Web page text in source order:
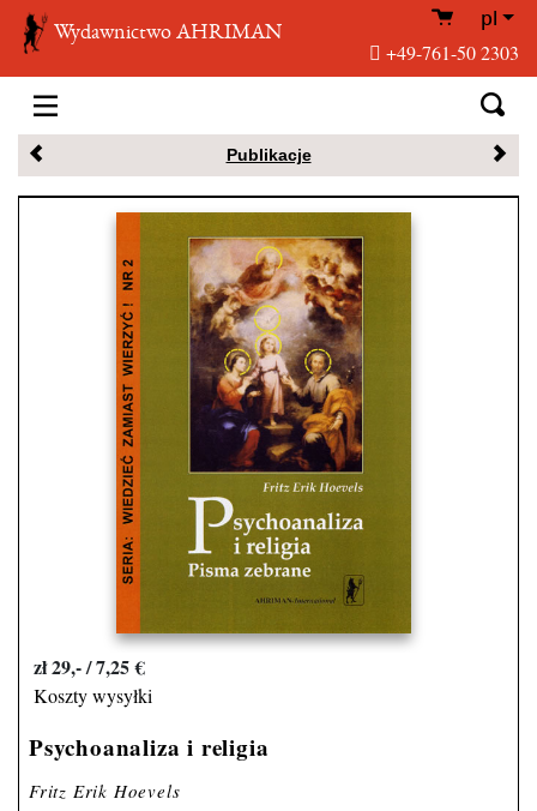
Wydawnictwo AHRIMAN pl
+49-761-50 2303
Publikacje
zł 29,- / 7,25 €
Koszty wysyłki
Psychoanaliza i religia
Fritz Erik Hoevels